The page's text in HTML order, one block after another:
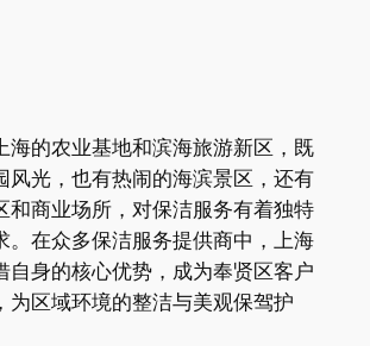
海的农业基地和滨海旅游新区，既
风光，也有热闹的海滨景区，还有
和商业场所，对保洁服务有着独特
。在众多保洁服务提供商中，上海
自身的核心优势，成为奉贤区客户
为区域环境的整洁与美观保驾护